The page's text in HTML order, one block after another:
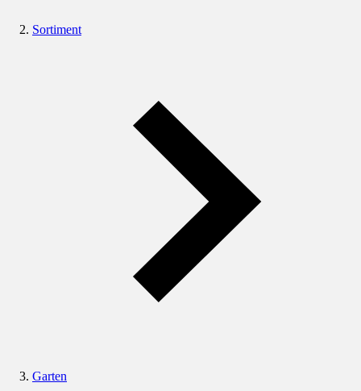
Sortiment
Garten